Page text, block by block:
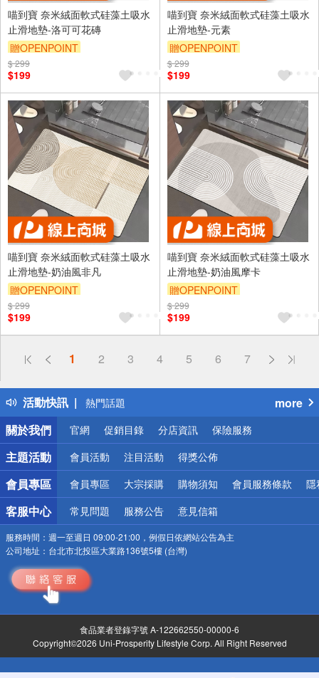
喵到寶 奈米絨面軟式硅藻土吸水
止滑地墊-洛可可花磚
贈OPENPOINT
$ 299
$199
喵到寶 奈米絨面軟式硅藻土吸水
止滑地墊-元素
贈OPENPOINT
$ 299
$199
喵到寶 奈米絨面軟式硅藻土吸水
止滑地墊-奶油風非凡
贈OPENPOINT
$ 299
$199
喵到寶 奈米絨面軟式硅藻土吸水
止滑地墊-奶油風摩卡
贈OPENPOINT
$ 299
$199
1 2 3 4 5 6 7
活動快訊
偏遠地區配送
得獎公告
熱門話題
銀行優惠
偏遠地區配送
詐騙網頁！請小心！
more
關於我們
官網 促銷目錄 分店資訊 保險服務
主題活動 會員活動 注目活動 得獎公佈
會員專區 會員專區 大宗採購 購物須知 會員服務條款 隱
客服中心 常見問題 服務公告 意見信箱
服務時間： 週一至週日 09:00-21:00，例假日依網站公告為主
公司地址： 台北市北投區大業路136號5樓 (台灣)
食品業者登錄字號 A-122662550-00000-6
Copyright©2026 Uni-Prosperity Lifestyle Corp. All Right Reserved